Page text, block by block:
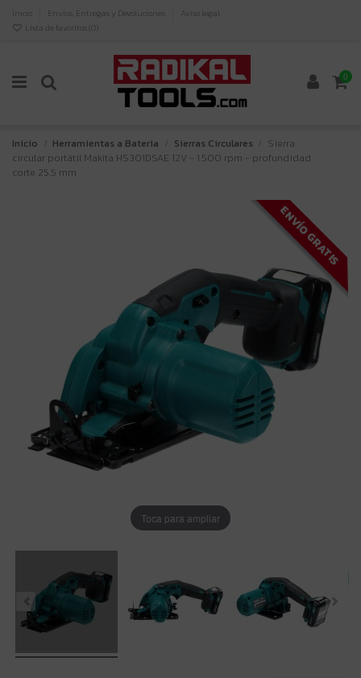
Inicio Envíos, Entregas y Devoluciones
Aviso legal
Lista de favoritos ( 0)
0
Inicio Herramientas a Bateria Sierras Circulares
Sierra
circular portátil Makita HS301DSAE 12V - 1.500 rpm - profundidad
corte 25,5 mm
ENVÍO GRATIS
Toca para ampliar